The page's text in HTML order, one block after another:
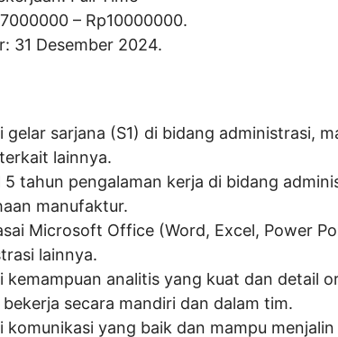
7000000 – Rp10000000.
31 Desember 2024.
gelar sarjana (S1) di bidang administrasi,
lainnya.
5 tahun pengalaman kerja di bidang
manufaktur.
Microsoft Office (Word, Excel, Power
lainnya.
kemampuan analitis yang kuat dan detail
bekerja secara mandiri dan dalam tim.
komunikasi yang baik dan mampu